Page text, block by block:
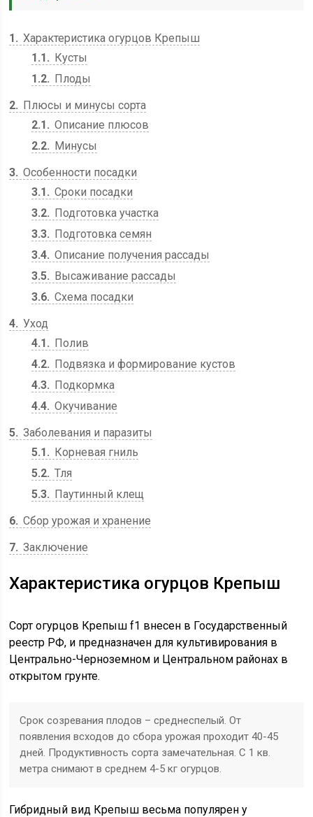
1
Характеристика огурцов Крепыш
1.1
Кусты
1.2
Плоды
2
Плюсы и минусы сорта
2.1
Описание плюсов
2.2
Минусы
3 Особенности посадки
3.1
Сроки посадки
3.2
Подготовка участка
3.3
Подготовка семян
3.4 Описание получения рассады
3.5
Высаживание рассады
3.6 Схема посадки
4 Уход
4.1
Полив
4.2
Подвязка и формирование кустов
4.3
Подкормка
4.4 Окучивание
5 Заболевания и паразиты
5.1
Корневая гниль
5.2 Тля
5.3
Паутинный клещ
6 Сбор урожая и хранение
7 Заключение
Характеристика огурцов Крепыш
Сорт огурцов Крепыш f1 внесен в Государственный
реестр РФ, и предназначен для культивирования в
Центрально-Черноземном и Центральном районах в
открытом грунте.
Срок созревания плодов – среднеспелый. От
появления всходов до сбора урожая проходит 40-45
дней. Продуктивность сорта замечательная. С 1 кв.
метра снимают в среднем 4-5 кг огурцов.
Гибридный вид Крепыш весьма популярен у